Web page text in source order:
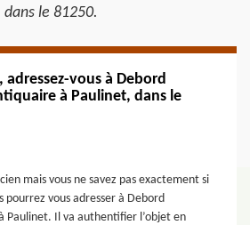
dans le 81250.
vous à Debord
à Paulinet, dans le
mais vous ne savez pas exactement si
pourrez vous adresser à Debord
Paulinet. Il va authentifier l’objet en